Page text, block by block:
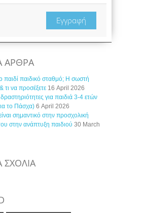
Εγγραφή
ΑΡΘΡΑ
παιδί παιδικό σταθμό; Η σωστή
τι να προσέξετε 16 April 2026
για παιδιά 3-4 ετών
το Πάσχα) 6 April 2026
είναι σημαντικό στην προσχολική
στην ανάπτυξη παιδιού 30 March